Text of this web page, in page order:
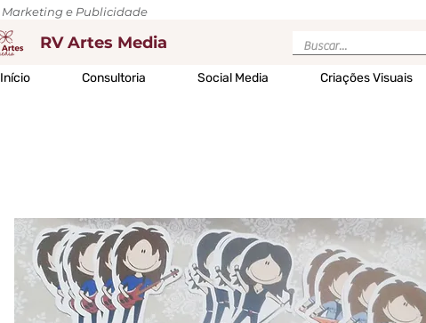
Marketing e Publicidade
RV Artes Media
Início Consultoria Social Media Criações Visuais